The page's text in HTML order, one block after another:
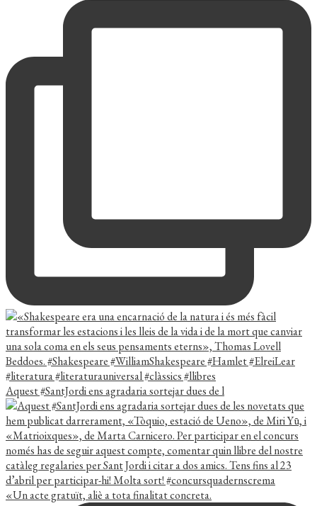
Aquest #SantJordi ens agradaria sortejar dues de l
«Un acte gratuït, aliè a tota finalitat concreta.